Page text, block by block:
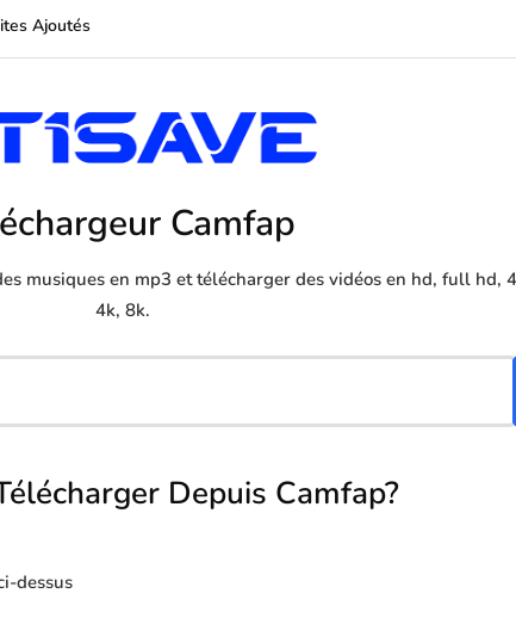
Ajoutés
Camfap
musiques en mp3 et télécharger des vidéos en hd, full hd,
4k, 8k.
Depuis Camfap?
dessus